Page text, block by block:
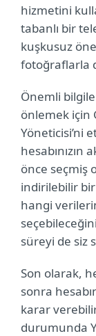
hizmetini
tabanlı bir
kuşkusuz
fotoğraflarla
Önemli
önlemek için
Yöneticisi’ni
hesabınızın
önce seçmiş
indirilebilir bir
hangi
süreyi de siz
Son olarak,
sonra
karar
durumunda